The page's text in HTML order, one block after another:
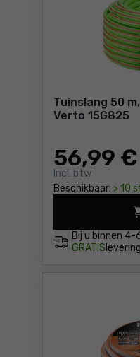
Tuinslang 50
Verto 15G825
56,99 €
Incl. btw
Beschikbaar: > 10
Bij u binnen 4-
GRATIS levering